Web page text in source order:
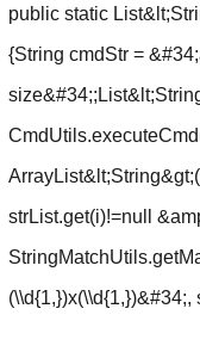
public static
{String cmdStr =
strList.get(i)!=null